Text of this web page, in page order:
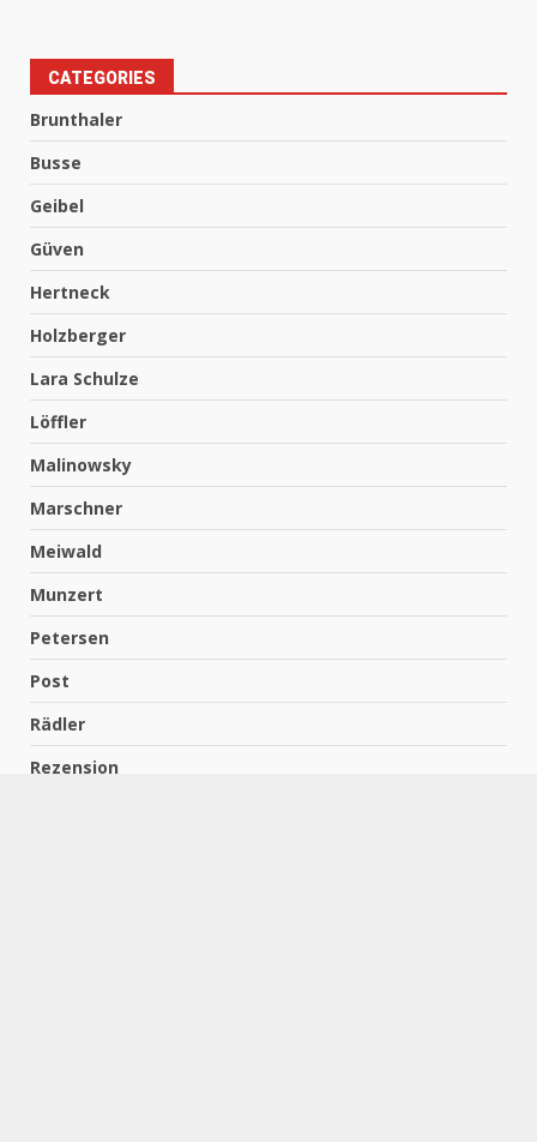
CATEGORIES
Brunthaler
Busse
Geibel
Güven
Hertneck
Holzberger
Lara Schulze
Löffler
Malinowsky
Marschner
Meiwald
Munzert
Petersen
Post
Rädler
Rezension